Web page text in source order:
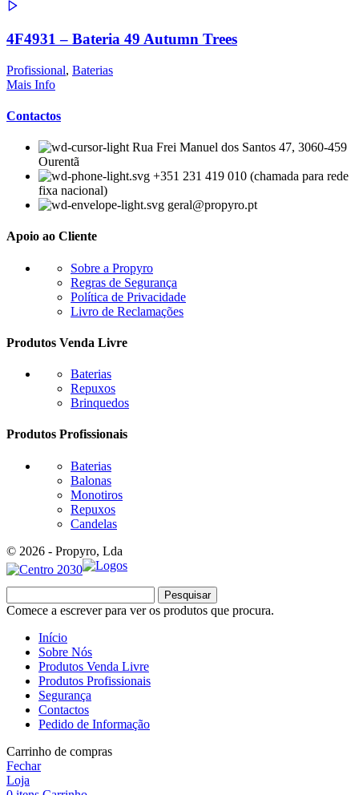
4F4931 – Bateria 49 Autumn Trees
Profissional, Baterias
Mais Info
Contactos
Rua Frei Manuel dos Santos 47, 3060-459
Ourentã​
+351 231 419 010 (chamada para rede
fixa nacional)
geral@propyro.pt
Apoio ao Cliente
Sobre a Propyro
Regras de Segurança
Política de Privacidade
Livro de Reclamações
Produtos Venda Livre
Baterias
Repuxos
Brinquedos
Produtos Profissionais
Baterias
Balonas
Monotiros
Repuxos
Candelas
© 2026 - Propyro, Lda
Pesquisar
Comece a escrever para ver os produtos que procura.
Início
Sobre Nós
Produtos Venda Livre
Produtos Profissionais
Segurança
Contactos
Pedido de Informação
Carrinho de compras
Fechar
Loja